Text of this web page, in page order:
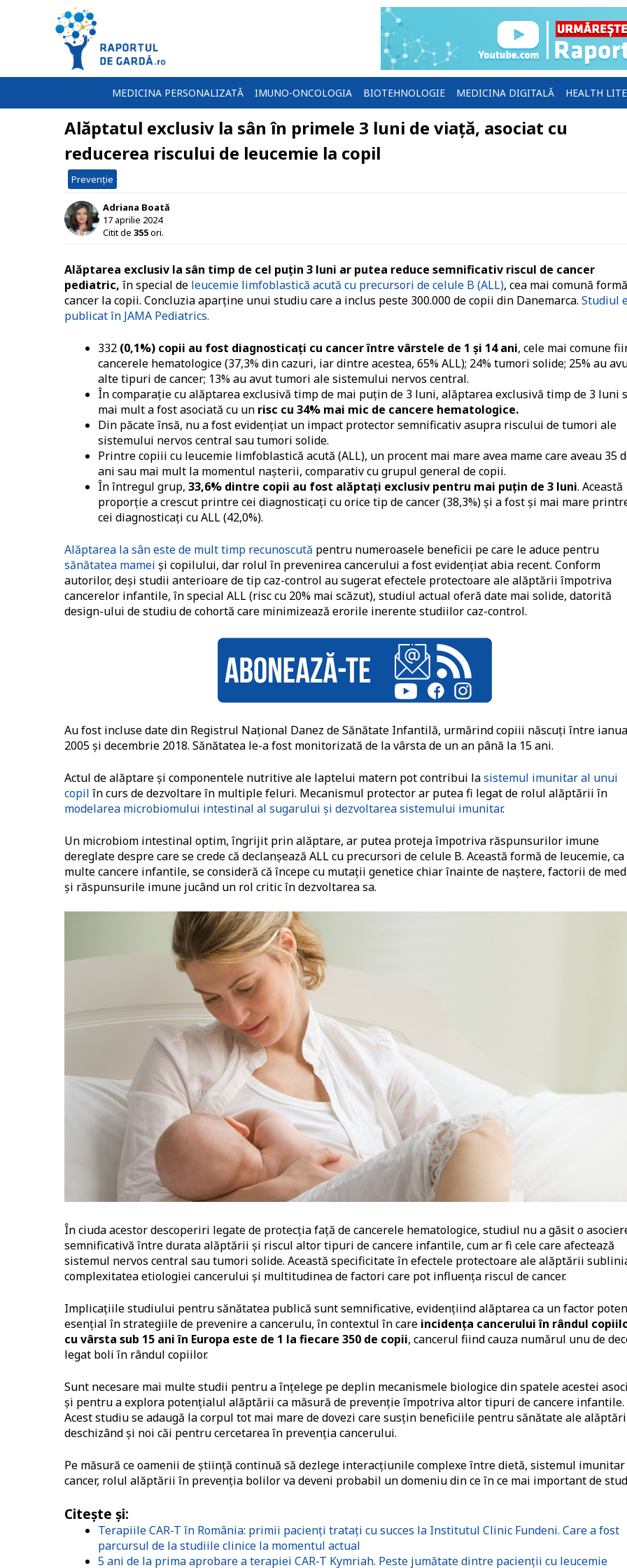
MEDICINA PERSONALIZATĂ IMUNO-ONCOLOGIA BIOTEHNOLOGIE MEDICINA DIGITALĂ HEALTH
Alăptatul exclusiv la sân în primele 3 luni de viață, asociat cu
reducerea riscului de leucemie la copil
Prevenție
Adriana Boată
17 aprilie 2024
Citit de 355ori.
Alăptarea exclusiv la sân timp de cel puțin 3 luni ar putea reduce semnificativ riscul de cancer
pediatric, în special de leucemie limfoblastică acută cu precursori de celule B (ALL), cea mai comună
cancer la copii. Concluzia aparține unui studiu care a inclus peste 300.000 de copii din Danemarca. Studiul
publicat în JAMA Pediatrics.
332 (0,1%) copii au fost diagnosticați cu cancer între vârstele de 1 și 14 ani, cele mai comune
cancerele hematologice (37,3% din cazuri, iar dintre acestea, 65% ALL); 24% tumori solide; 25% au
alte tipuri de cancer; 13% au avut tumori ale sistemului nervos central.
În comparație cu alăptarea exclusivă timp de mai puțin de 3 luni, alăptarea exclusivă timp de 3 luni
mai mult a fost asociată cu un risc cu 34% mai mic de cancere hematologice.
Din păcate însă, nu a fost evidențiat un impact protector semnificativ asupra riscului de tumori ale
sistemului nervos central sau tumori solide.
Printre copiii cu leucemie limfoblastică acută (ALL), un procent mai mare avea mame care aveau 35
ani sau mai mult la momentul nașterii, comparativ cu grupul general de copii.
În întregul grup, 33,6% dintre copii au fost alăptați exclusiv pentru mai puțin de 3 luni. Această
proporție a crescut printre cei diagnosticați cu orice tip de cancer (38,3%) și a fost și mai mare
cei diagnosticați cu ALL (42,0%).
Alăptarea la sân este de mult timp recunoscută pentru numeroasele beneficii pe care le aduce pentru
sănătatea mamei și copilului, dar rolul în prevenirea cancerului a fost evidențiat abia recent. Conform
autorilor, deși studii anterioare de tip caz-control au sugerat efectele protectoare ale alăptării împotriva
cancerelor infantile, în special ALL (risc cu 20% mai scăzut), studiul actual oferă date mai solide, datorită
design-ului de studiu de cohortă care minimizează erorile inerente studiilor caz-control.
Au fost incluse date din Registrul Național Danez de Sănătate Infantilă, urmărind copiii născuți între
2005 și decembrie 2018. Sănătatea le-a fost monitorizată de la vârsta de un an până la 15 ani.
Actul de alăptare și componentele nutritive ale laptelui matern pot contribui lasistemul imunitar al unui
copil în curs de dezvoltare în multiple feluri. Mecanismul protector ar putea fi legat de rolul alăptării în
modelarea microbiomului intestinal al sugarului și dezvoltarea sistemului imunitar.
Un microbiom intestinal optim, îngrijit prin alăptare, ar putea proteja împotriva răspunsurilor imune
dereglate despre care se crede că declanșează ALL cu precursori de celule B. Această formă de leucemie, ca
multe cancere infantile, se consideră că începe cu mutații genetice chiar înainte de naștere, factorii de
și răspunsurile imune jucând un rol critic în dezvoltarea sa.
În ciuda acestor descoperiri legate de protecția față de cancerele hematologice, studiul nu a găsit o
semnificativă între durata alăptării și riscul altor tipuri de cancere infantile, cum ar fi cele care afectează
sistemul nervos central sau tumori solide. Această specificitate în efectele protectoare ale alăptării
complexitatea etiologiei cancerului și multitudinea de factori care pot influența riscul de cancer.
Implicațiile studiului pentru sănătatea publică sunt semnificative, evidențiind alăptarea ca un factor
esențial în strategiile de prevenire a cancerulu, în contextul în care incidența cancerului în rândul
cu vârsta sub 15 ani în Europa este de 1 la fiecare 350 de copii, cancerul fiind cauza numărul unu de
legat boli în rândul copiilor.
Sunt necesare mai multe studii pentru a înțelege pe deplin mecanismele biologice din spatele acestei
și pentru a explora potențialul alăptării ca măsură de prevenție împotriva altor tipuri de cancere infantile.
Acest studiu se adaugă la corpul tot mai mare de dovezi care susțin beneficiile pentru sănătate ale
deschizând și noi căi pentru cercetarea în prevenția cancerului.
Pe măsură ce oamenii de știință continuă să dezlege interacțiunile complexe între dietă, sistemul
cancer, rolul alăptării în prevenția bolilor va deveni probabil un domeniu din ce în ce mai important de
Citește și:
Terapiile CAR-T în România: primii pacienți tratați cu succes la Institutul Clinic Fundeni. Care a fost
parcursul de la studiile clinice la momentul actual
5 ani de la prima aprobare a terapiei CAR-T Kymriah. Peste jumătate dintre pacienții cu leucemie